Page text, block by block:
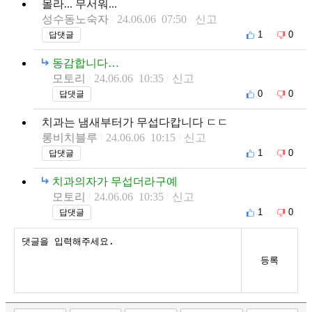
몰라... 무서워...
성수동노숙자
24.06.06 07:50 신고
답댓글 1 0
동감합니다…
모토리
24.06.06 10:35 신고
답댓글 0 0
치과는 냄새부터가 무섭다캅니다 ㄷㄷ
롱비치블루
24.06.06 10:15 신고
답댓글 1 0
치과의자가 무섭더라구예
모토리
24.06.06 10:35 신고
답댓글 1 0
등록